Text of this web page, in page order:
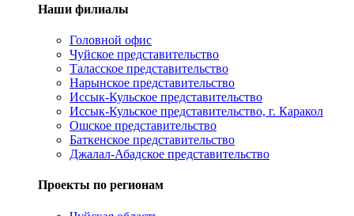
Наши филиалы
Головной офис
Чуйское представительство
Таласское представительство
Нарынское представительство
Иссык-Кульское представительство
Иссык-Кульское представительство, г. Каракол
Ошское представительство
Баткенское представительство
Джалал-Абадское представительство
Проекты по регионам